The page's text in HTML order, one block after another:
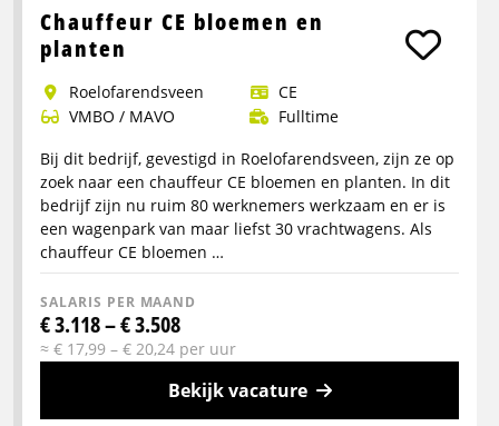
info
over
Chauffeur
C
bloemen
en
planten
Chauffeur CE bloemen en
planten
Roelofarendsveen
CE
VMBO / MAVO
Fulltime
Bij dit bedrijf, gevestigd in Roelofarendsveen, zijn ze op
zoek naar een chauffeur CE bloemen en planten. In dit
bedrijf zijn nu ruim 80 werknemers werkzaam en er is
een wagenpark van maar liefst 30 vrachtwagens. Als
chauffeur CE bloemen …
SALARIS PER MAAND
€ 3.118 – € 3.508
≈ € 17,99 – € 20,24 per uur
Bekijk vacature